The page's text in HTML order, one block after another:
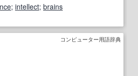
; intellect; brains
コンピューター用語辞典